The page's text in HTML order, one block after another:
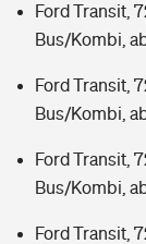
Ford Transit,
Bus/Kombi,
Ford Transit,
Bus/Kombi,
Ford Transit,
Bus/Kombi,
Ford Transit,